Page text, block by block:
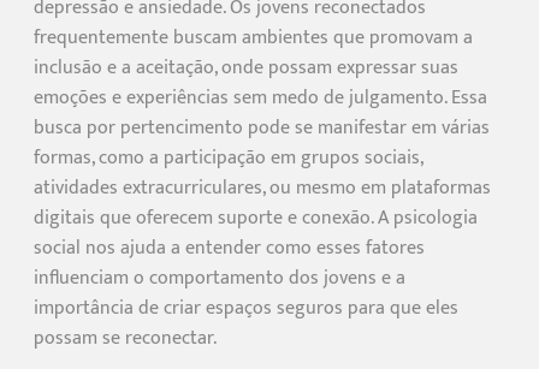
depressão e ansiedade. Os jovens reconectados
frequentemente buscam ambientes que promovam a
inclusão e a aceitação, onde possam expressar suas
emoções e experiências sem medo de julgamento. Essa
busca por pertencimento pode se manifestar em várias
formas, como a participação em grupos sociais,
atividades extracurriculares, ou mesmo em plataformas
digitais que oferecem suporte e conexão. A psicologia
social nos ajuda a entender como esses fatores
influenciam o comportamento dos jovens e a
importância de criar espaços seguros para que eles
possam se reconectar.